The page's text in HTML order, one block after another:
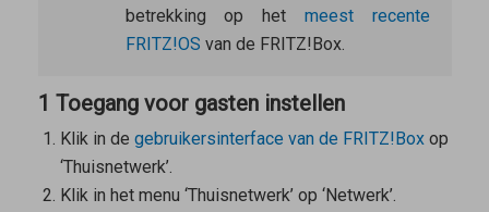
betrekking op het meest recente
FRITZ!OS van de FRITZ!Box.
1 Toegang voor gasten instellen
Klik in de gebruikersinterface van de FRITZ!Boxop
‘Thuisnetwerk’.
Klik in het menu ‘Thuisnetwerk’ op ‘Netwerk’.